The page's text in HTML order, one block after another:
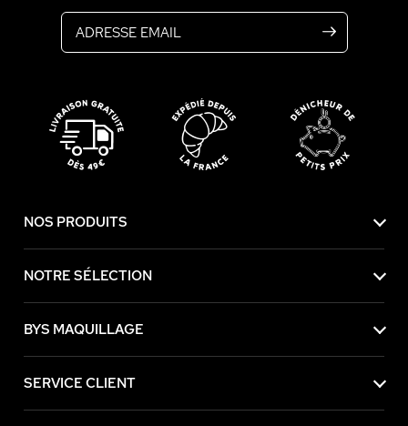
NOS PRODUITS
NOTRE SÉLECTION
BYS MAQUILLAGE
SERVICE CLIENT